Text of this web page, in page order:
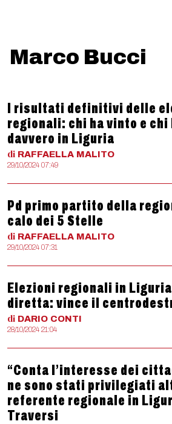
Marco Bucci
I risultati definitivi delle
regionali: chi ha vinto e chi
davvero in Liguria
di RAFFAELLA MALITO
29/10/2024 07:49
Pd primo partito della
calo dei 5 Stelle
di RAFFAELLA MALITO
29/10/2024 07:31
Elezioni regionali in
diretta: vince il
di DARIO CONTI
28/10/2024 21:04
“Conta l’interesse dei
ne sono stati privilegiati
referente regionale in
Traversi